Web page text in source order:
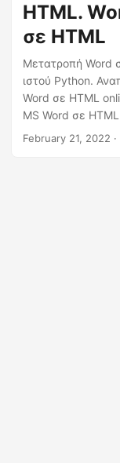
HTML.
σε HTML
Μετατροπή Word
ιστού Python.
Word σε HTML
MS Word σε
February 21, 2022